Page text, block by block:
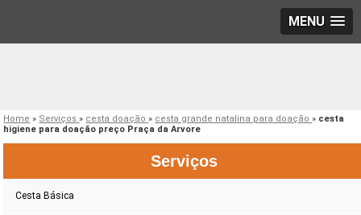
MENU
Home » Serviços» cesta doação» cesta grande natalina para doação» cesta
higiene para doação preço Praça da Arvore
Serviços
Cesta Básica